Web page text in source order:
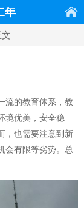
年
文
流的教育体系，教
境优美，安全稳
，也需要注意到新
会有限等劣势。总